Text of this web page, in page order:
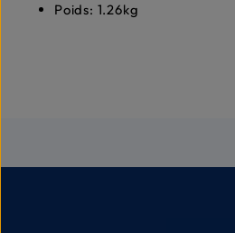
Poids: 1.26kg